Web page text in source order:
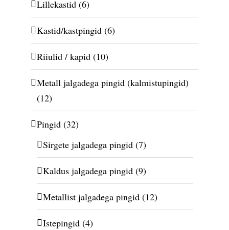
Lillekastid (6)
Kastid/kastpingid (6)
Riiulid / kapid (10)
Metall jalgadega pingid (kalmistupingid)
(12)
Pingid (32)
Sirgete jalgadega pingid (7)
Kaldus jalgadega pingid (9)
Metallist jalgadega pingid (12)
Istepingid (4)